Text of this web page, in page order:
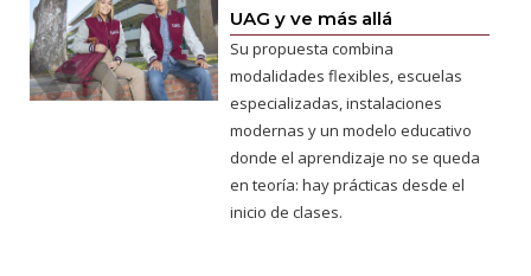
UAG y ve más allá
Su propuesta combina
modalidades flexibles, escuelas
especializadas, instalaciones
modernas y un modelo educativo
donde el aprendizaje no se queda
en teoría: hay prácticas desde el
inicio de clases.